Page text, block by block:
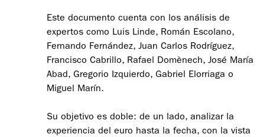
Este documento cuenta con los análisis de
expertos como Luis Linde, Román Escolano,
Fernando Fernández, Juan Carlos Rodríguez,
Francisco Cabrillo, Rafael Domènech, José María
Abad, Gregorio Izquierdo, Gabriel Elorriaga o
Miguel Marín.
Su objetivo es doble: de un lado, analizar la
experiencia del euro hasta la fecha, con la vista